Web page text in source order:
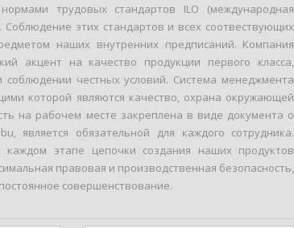
трудовых стандартов ILO (международная
Соблюдение этих стандартов и всех соотвествующих
наших внутренних предписаний. Компания
акцент на качество продукции первого класса,
соблюдении честных условий. Система менеджмента
которой являются качество, охрана окружающей
на рабочем месте закреплена в виде документа о
является обязательной для каждого сотрудника.
этапе цепочки создания наших продуктов
правовая и производственная безопасность,
совершенствование.